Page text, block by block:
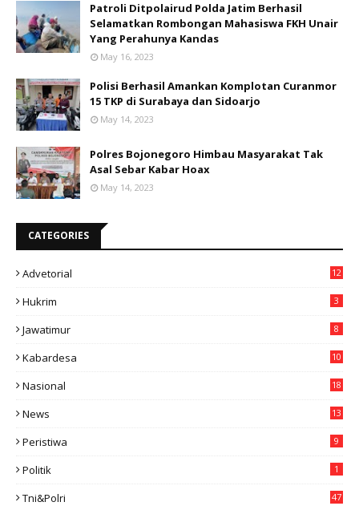
Patroli Ditpolairud Polda Jatim Berhasil
Selamatkan Rombongan Mahasiswa FKH Unair
Yang Perahunya Kandas
May 16, 2023
Polisi Berhasil Amankan Komplotan Curanmor
15 TKP di Surabaya dan Sidoarjo
May 14, 2023
Polres Bojonegoro Himbau Masyarakat Tak
Asal Sebar Kabar Hoax
May 14, 2023
CATEGORIES
Advetorial 12
Hukrim 3
Jawatimur 8
Kabardesa
10
Nasional
18
News
13
Peristiwa 9
Politik 1
Tni&polri 47